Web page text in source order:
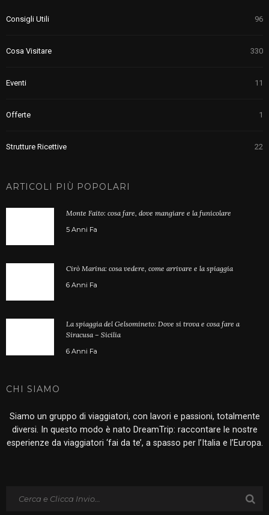
Consigli Utili 96
Cosa Visitare 330
Eventi 11
Offerte 1
Strutture Ricettive 22
ARTICOLI PIÙ POPOLARI
Monte Faito: cosa fare, dove mangiare e la funicolare
5 Anni Fa
Cirò Marina: cosa vedere, come arrivare e la spiaggia
6 Anni Fa
La spiaggia del Gelsomineto: Dove si trova e cosa fare a
Siracusa – Sicilia
6 Anni Fa
CHI SIAMO
Siamo un gruppo di viaggiatori, con lavori e passioni, totalmente
diversi. In questo modo è nato DreamTrip: raccontare le nostre
esperienze da viaggiatori ‘fai da te’, a spasso per l’Italia e l’Europa.